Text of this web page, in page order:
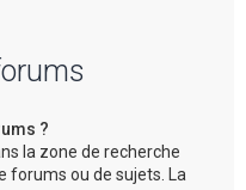
?
la zone de recherche
forums ou de sujets. La